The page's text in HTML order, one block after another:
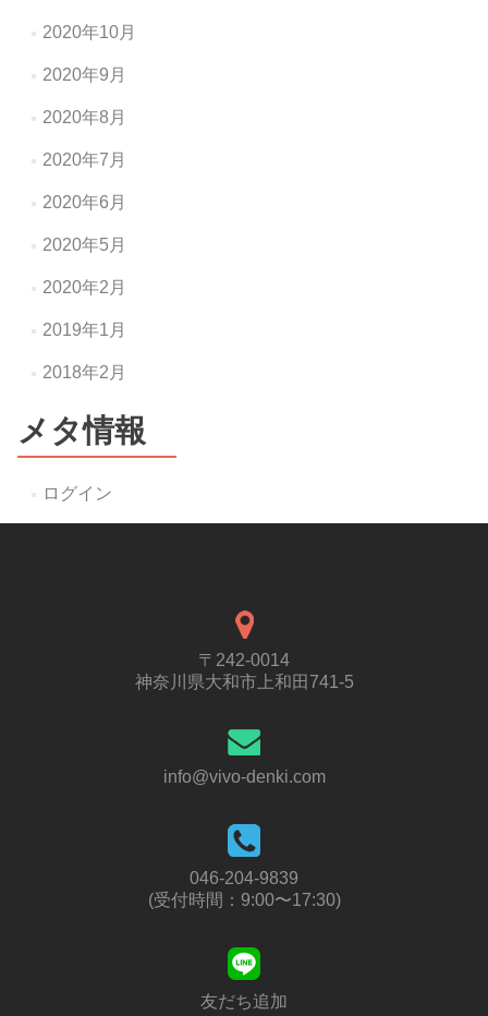
2020年10月
2020年9月
2020年8月
2020年7月
2020年6月
2020年5月
2020年2月
2019年1月
2018年2月
メタ情報
ログイン
〒242-0014
神奈川県大和市上和田741-5
info@vivo-denki.com
046-204-9839
(受付時間：9:00〜17:30)
友だち追加